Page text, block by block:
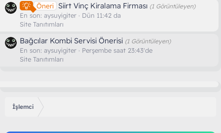
Öneri Siirt Vinç Kiralama Firması (1 Görüntüleyen)
En son: aysuyigiter
Dün 11:42 da
Site Tanıtımları
Bağcılar Kombi Servisi Önerisi (1 Görüntüleyen)
En son: aysuyigiter
Perşembe saat 23:43'de
Site Tanıtımları
İşlemci